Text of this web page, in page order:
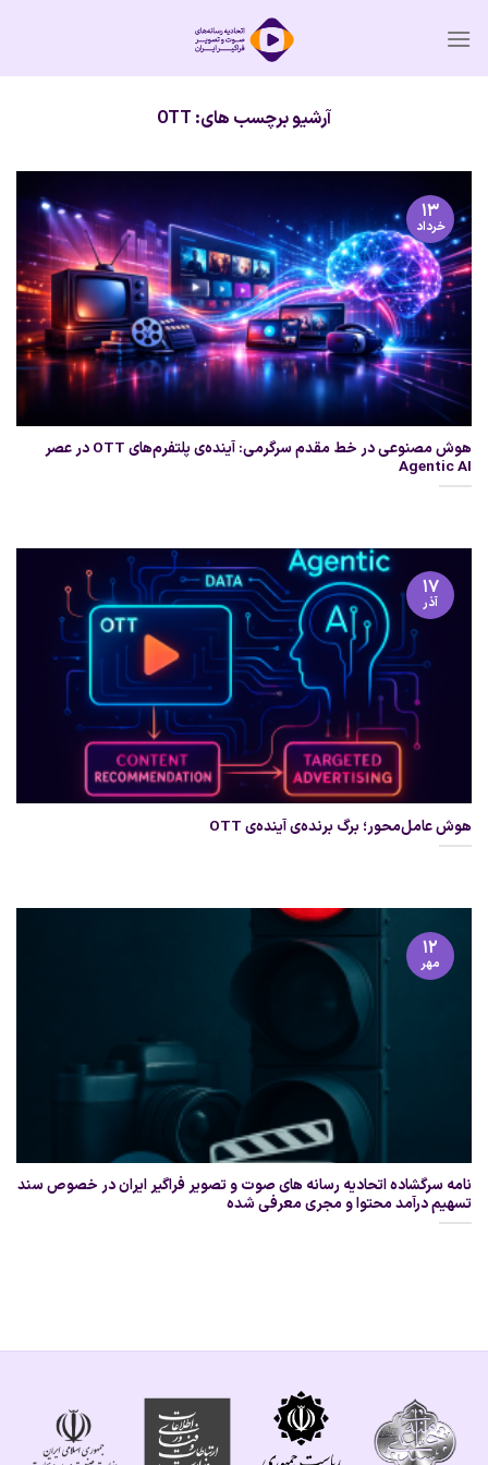
آرشیو برچسب های: OTT
هوش مصنوعی در خط مقدم سرگرمی: آینده‌ی پلتفرم‌های OTT در عصر
Agentic AI
۱۳
خرداد
هوش عامل‌محور؛ برگ برنده‌ی آینده‌ی OTT
۱۷
آذر
نامه سرگشاده اتحادیه رسانه های صوت و تصویر فراگیر ایران در خصوص سند
تسهیم درآمد محتوا و مجری معرفی شده
۱۲
مهر